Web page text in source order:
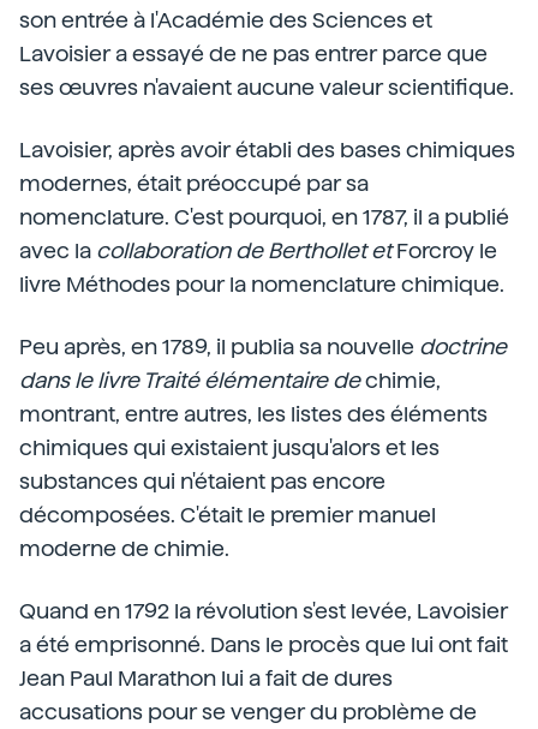
son entrée à l'Académie des Sciences et
Lavoisier a essayé de ne pas entrer parce que
ses œuvres n'avaient aucune valeur scientifique.
Lavoisier, après avoir établi des bases chimiques
modernes, était préoccupé par sa
nomenclature. C'est pourquoi, en 1787, il a publié
avec la collaboration de Berthollet etForcroy le
livre Méthodes pour la nomenclature chimique.
Peu après, en 1789, il publia sa nouvelle doctrine
dans le livre Traité élémentaire dechimie,
montrant, entre autres, les listes des éléments
chimiques qui existaient jusqu'alors et les
substances qui n'étaient pas encore
décomposées. C'était le premier manuel
moderne de chimie.
Quand en 1792 la révolution s'est levée, Lavoisier
a été emprisonné. Dans le procès que lui ont fait
Jean Paul Marathon lui a fait de dures
accusations pour se venger du problème de